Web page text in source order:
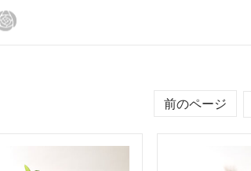
前のページ